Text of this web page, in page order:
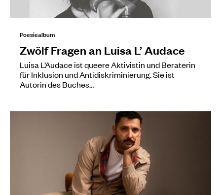
Poesiealbum
Zwölf Fragen an Luisa L’ Audace
Luisa L’Audace ist queere Aktivistin und Beraterin
für Inklusion und Antidiskriminierung. Sie ist
Autorin des Buches…